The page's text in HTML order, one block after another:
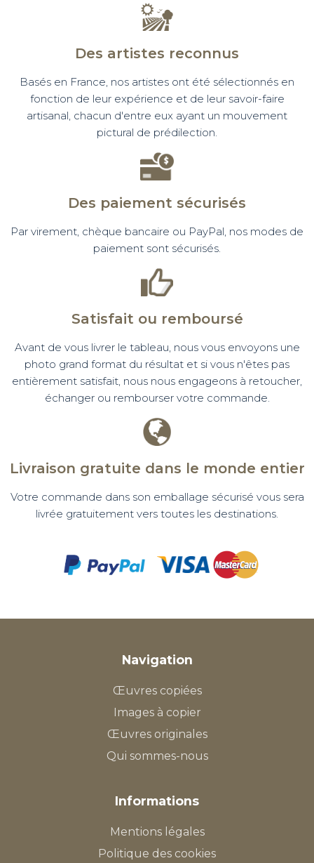
Des artistes reconnus
Basés en France, nos artistes ont été sélectionnés en
fonction de leur expérience et de leur savoir-faire
artisanal, chacun d'entre eux ayant un mouvement
pictural de prédilection.
Des paiement sécurisés
Par virement, chèque bancaire ou PayPal, nos modes de
paiement sont sécurisés.
Satisfait ou remboursé
Avant de vous livrer le tableau, nous vous envoyons une
photo grand format du résultat et si vous n'êtes pas
entièrement satisfait, nous nous engageons à retoucher,
échanger ou rembourser votre commande.
Livraison gratuite dans le monde entier
Votre commande dans son emballage sécurisé vous sera
livrée gratuitement vers toutes les destinations.
Navigation
Œuvres copiées
Images à copier
Œuvres originales
Qui sommes-nous
Informations
Mentions légales
Politique des cookies